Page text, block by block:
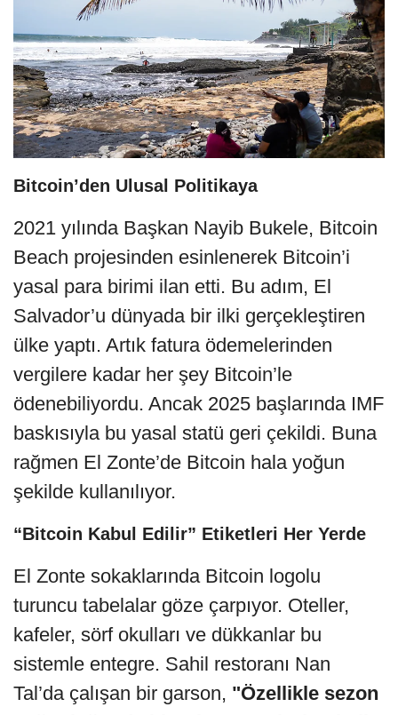
Bitcoin’den Ulusal Politikaya
2021 yılında Başkan Nayib Bukele, Bitcoin
Beach projesinden esinlenerek Bitcoin’i
yasal para birimi ilan etti. Bu adım, El
Salvador’u dünyada bir ilki gerçekleştiren
ülke yaptı. Artık fatura ödemelerinden
vergilere kadar her şey Bitcoin’le
ödenebiliyordu. Ancak 2025 başlarında IMF
baskısıyla bu yasal statü geri çekildi. Buna
rağmen El Zonte’de Bitcoin hala yoğun
şekilde kullanılıyor.
“Bitcoin Kabul Edilir” Etiketleri Her Yerde
El Zonte sokaklarında Bitcoin logolu
turuncu tabelalar göze çarpıyor. Oteller,
kafeler, sörf okulları ve dükkanlar bu
sistemle entegre. Sahil restoranı Nan
Tal’da çalışan bir garson, "Özellikle sezon